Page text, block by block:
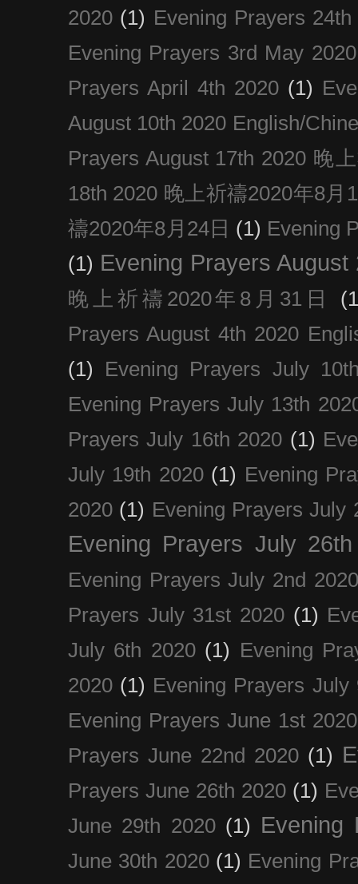
2020 (1) Evening Prayers
Evening Prayers 3rd May 2020
Prayers April 4th 2020 (1)
August 10th 2020 English/
Prayers August 17th 2020 晚
18th 2020 晚上祈禱2020年8月
禱2020年8月24日 (1) Evening
(1) Evening Prayers August
晚上祈禱2020年8月31日
Prayers August 4th 2020
(1)
Evening Prayers July
Evening Prayers July 13th
Prayers July 16th 2020 (1)
July 19th 2020 (1) Evening
2020 (1) Evening Prayers July
Evening Prayers July
Evening Prayers July 2nd 2020
Prayers July 31st 2020 (1)
July 6th 2020 (1) Evening
2020 (1) Evening Prayers July
Evening Prayers June 1st 2020
Prayers June 22nd 2020 (1)
Prayers June 26th 2020 (1)
June 29th 2020 (1) Evening
June 30th 2020 (1) Evening